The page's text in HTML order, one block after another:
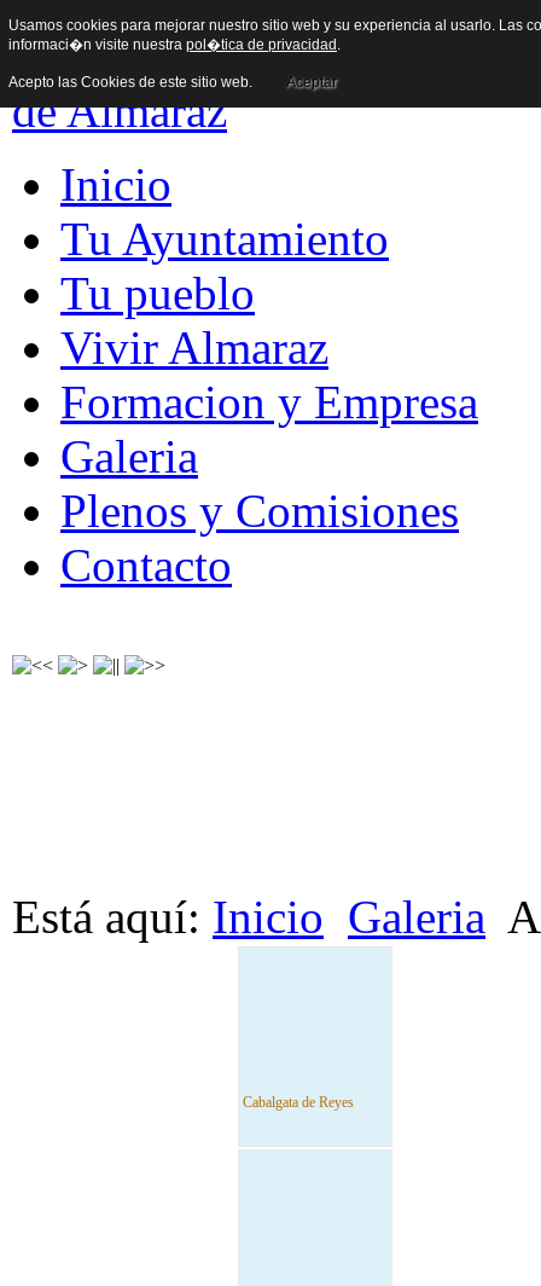
Inicio
Tu Ayuntamiento
Tu pueblo
Vivir Almaraz
Formacion y Empresa
Galeria
Plenos y Comisiones
Contacto
Está aquí: Inicio Galeria
Cabalgata de Reyes
Usamos cookies para mejorar nuestro sitio web y su experiencia al usarlo.
informaci�n visite nuestra pol�tica de privacidad .
Acepto las Cookies de este sitio web. Aceptar